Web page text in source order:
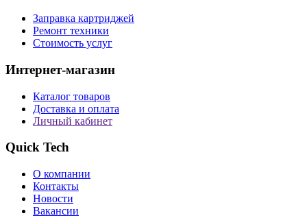
Заправка картриджей
Ремонт техники
Стоимость услуг
Интернет-магазин
Каталог товаров
Доставка и оплата
Личный кабинет
Quick Tech
О компании
Контакты
Новости
Вакансии